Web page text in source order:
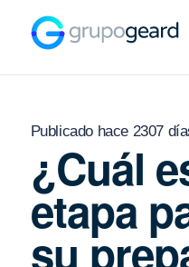
Publicado hace 2307
¿Cuál
etapa
su